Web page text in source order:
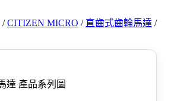
/CITIZEN MICRO / 直齒式齒輪馬達 /